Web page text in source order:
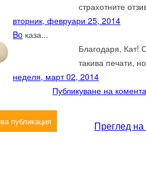
страхотните
вторник, февруари 25, 2014
Bo каза...
Благодаря, Кат!
такива печати,
неделя, март 02, 2014
Публикуване на
публикация Преглед